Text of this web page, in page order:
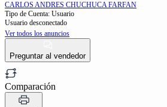
CARLOS ANDRES CHUCHUCA FARFAN
Tipo de Cuenta: Usuario
Usuario desconectado
Ver todos los anuncios
Preguntar al vendedor
Comparación